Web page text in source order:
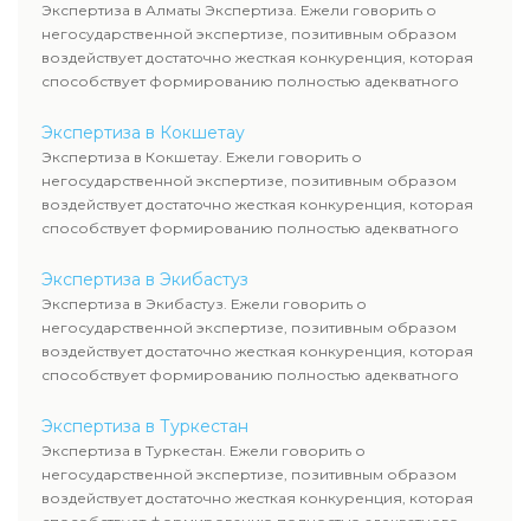
Экспертиза в Алматы Экспертиза. Ежели говорить о
негосударственной экспертизе, позитивным образом
воздействует достаточно жесткая конкуренция, которая
способствует формированию полностью адекватного
Экспертиза в Кокшетау
Экспертиза в Кокшетау. Ежели говорить о
негосударственной экспертизе, позитивным образом
воздействует достаточно жесткая конкуренция, которая
способствует формированию полностью адекватного
Экспертиза в Экибастуз
Экспертиза в Экибастуз. Ежели говорить о
негосударственной экспертизе, позитивным образом
воздействует достаточно жесткая конкуренция, которая
способствует формированию полностью адекватного
Экспертиза в Туркестан
Экспертиза в Туркестан. Ежели говорить о
негосударственной экспертизе, позитивным образом
воздействует достаточно жесткая конкуренция, которая